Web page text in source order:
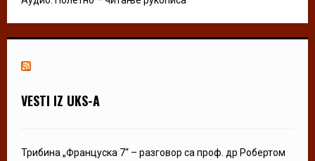
VESTI IZ UKS-A
Трибина „Француска 7“ – разговор са проф. др Робертом